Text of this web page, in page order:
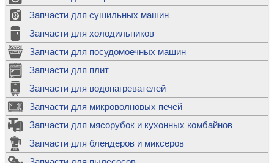
Запчасти для сушильных машин
Запчасти для холодильников
Запчасти для посудомоечных машин
Запчасти для плит
Запчасти для водонагревателей
Запчасти для микроволновых печей
Запчасти для мясорубок и кухонных комбайнов
Запчасти для блендеров и миксеров